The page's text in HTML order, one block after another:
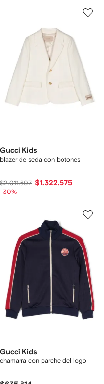
Gucci Kids
blazer de seda con botones
$2.011.607 $1.322.575
-30%
Gucci Kids
chamarra con parche del logo